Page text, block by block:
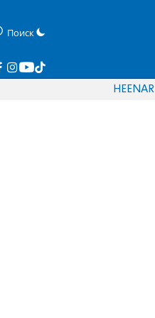
Поиск
HEENAR